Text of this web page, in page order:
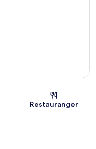
Restauranger